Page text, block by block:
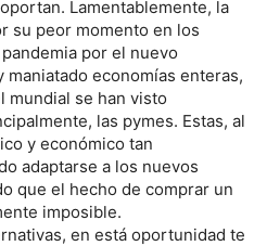
Lamentablemente, la
su peor momento en los
por el nuevo
economías enteras,
mundial se han visto
las pymes. Estas, al
y económico tan
adaptarse a los nuevos
que el hecho de comprar un
imposible.
en está oportunidad te